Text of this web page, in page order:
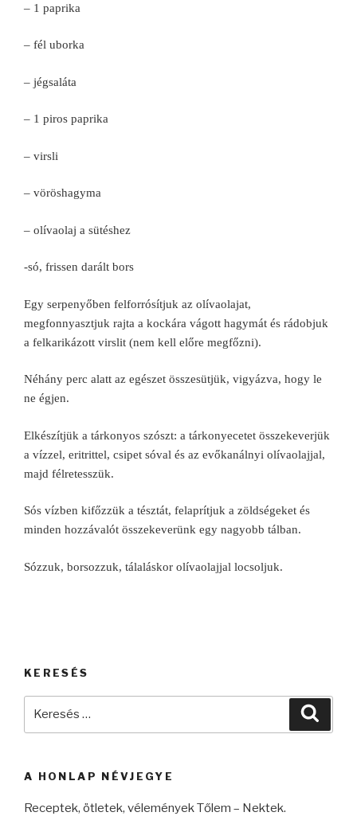
– 1 paprika
– fél uborka
– jégsaláta
– 1 piros paprika
– virsli
– vöröshagyma
– olívaolaj a sütéshez
-só, frissen darált bors
Egy serpenyőben felforrósítjuk az olívaolajat,
megfonnyasztjuk rajta a kockára vágott hagymát és rádobjuk
a felkarikázott virslit (nem kell előre megfőzni).
Néhány perc alatt az egészet összesütjük, vigyázva, hogy le
ne égjen.
Elkészítjük a tárkonyos szószt: a tárkonyecetet összekeverjük
a vízzel, eritrittel, csipet sóval és az evőkanálnyi olívaolajjal,
majd félretesszük.
Sós vízben kifőzzük a tésztát, felaprítjuk a zöldségeket és
minden hozzávalót összekeverünk egy nagyobb tálban.
Sózzuk, borsozzuk, tálaláskor olívaolajjal locsoljuk.
KERESÉS
A HONLAP NÉVJEGYE
Receptek, ötletek, vélemények Tőlem – Nektek.